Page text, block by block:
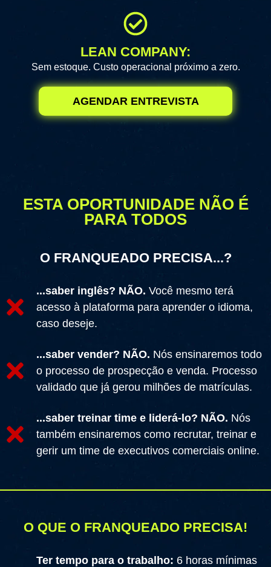
LEAN COMPANY:
Sem estoque. Custo operacional próximo a zero.
AGENDAR ENTREVISTA
ESTA OPORTUNIDADE NÃO É
PARA TODOS
O FRANQUEADO PRECISA...?
...saber inglês? NÃO. Você mesmo terá
acesso à plataforma para aprender o idioma,
caso deseje.
...saber vender? NÃO. Nós ensinaremos todo
o processo de prospecção e venda. Processo
validado que já gerou milhões de matrículas.
...saber treinar time e liderá-lo? NÃO. Nós
também ensinaremos como recrutar, treinar e
gerir um time de executivos comerciais online.
O QUE O FRANQUEADO PRECISA!
Ter tempo para o trabalho: 6 horas mínimas